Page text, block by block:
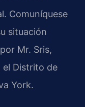
Comuníquese
situación
Mr. Sris,
el Distrito de
York.